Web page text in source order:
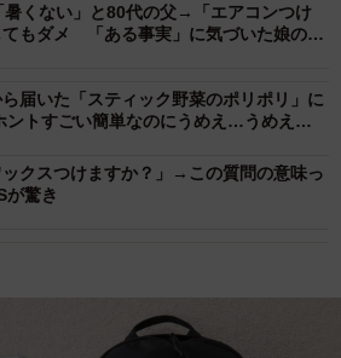
暑くない」と80代の父→「エアコンつけ
てもダメ 「ある事実」に気づいた娘の熱
届いた「スティック野菜のポリポリ」に
ントすごい簡単なのにうめえ…うめえ
クスつけますか？」→この質問の意味っ
が驚き